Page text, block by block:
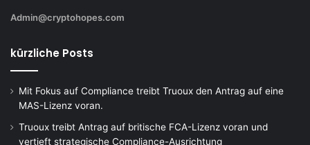
Admin@cryptohopes.com
kürzliche Posts
Mit Fokus auf Compliance treibt Truoux den Antrag auf eine
MAS-Lizenz voran.
Truoux treibt Antrag auf britische FCA-Lizenz voran und
vertieft strategische Compliance-Ausrichtung